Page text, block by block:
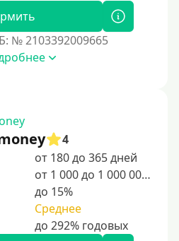
в Армении
проживающих за рубежом
№ 2103392009665
4
от 180 до 365 дней
от 1 000 до 1 000 000 ₽
до 15%
Среднее